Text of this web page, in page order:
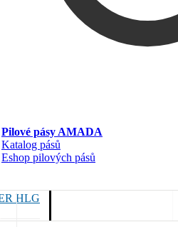
Pilové pásy AMADA
Katalog pásů
Eshop pilových pásů